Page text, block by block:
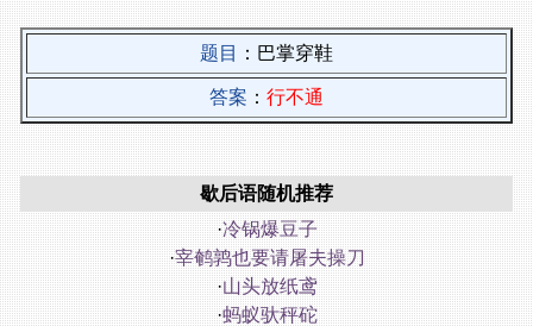
题目 ：巴掌穿鞋
答案 ： 行不通
歇后语随机推荐
·冷锅爆豆子
·宰鹌鹑也要请屠夫操刀
·山头放纸鸢
·蚂蚁驮秤砣